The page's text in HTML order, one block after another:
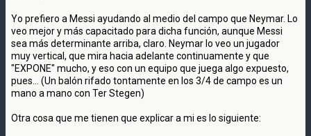
Yo prefiero a Messi ayudando al medio del campo que Neymar. Lo
veo mejor y más capacitado para dicha función, aunque Messi
sea más determinante arriba, claro. Neymar lo veo un jugador
muy vertical, que mira hacia adelante continuamente y que
"EXPONE" mucho, y eso con un equipo que juega algo expuesto,
pues... (Un balón rifado tontamente en los 3/4 de campo es un
mano a mano con Ter Stegen)
Otra cosa que me tienen que explicar a mi es lo siguiente: